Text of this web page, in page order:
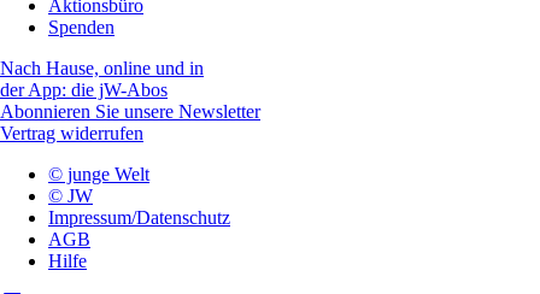
Aktionsbüro
Spenden
Nach Hause, online und in
der App: die jW-Abos
Abonnieren Sie unsere Newsletter
Vertrag widerrufen
© junge Welt
© JW
Impressum/Datenschutz
AGB
Hilfe